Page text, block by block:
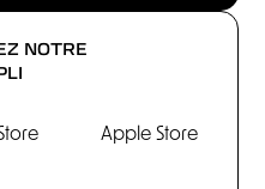
NOTRE
Apple Store